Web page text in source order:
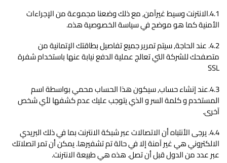
4.1.الانترنت وسيط غيرآمن, مع ذلك وضعنا مجموعة من الإجراءات
الأمنية كما هو موضح في سياسة الخصوصية هذه.
4.2. عند الحاجة, سيتم تمرير جميع تفاصيل بطاقتك الإتمانية من
متصفحك للشركة التي تعالج عملية الدفع نيابة عنها باستخدام شفرة
SSL
4.3.عند إنشاء حساب, سيكون هذا الحساب محمي بواسطة اسم
المستخدم و كلمة السر و الذي يتوجب عليك عدم كشفها لأي شخص
آخرى.
4.4. يرجى الأنتباه أن الاتصالات عبر شبكة الانترنت بما في ذلك البريدي
الالكتروني هي غير آمنة إلا في حالة تم تشفيرها. يمكن أن تمر اتصلاتك
عبر عدد من الدول قبل أن تصل. هذه هي طبيعة الانترنت.